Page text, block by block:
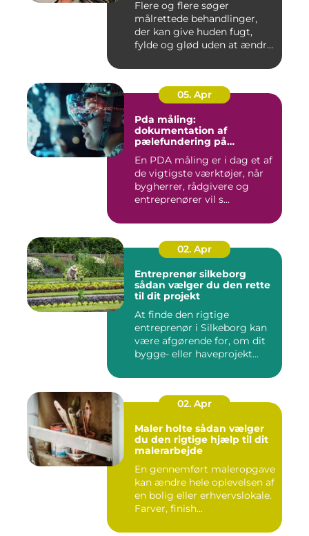
Flere og flere søger
målrettede behandlinger,
der kan give huden fugt,
fylde og glød uden at ændre
05. Apr
Pda måling:
dokumentation af
pælefundering på
En PDA måling er i dag et af
de vigtigste værktøjer, når
bygherrer, rådgivere og
entreprenører vil s...
02. Apr
Entreprenør silkeborg
sådan vælger du den rette
til dit projekt
At finde den rigtige
entreprenør i Silkeborg kan
være afgørende for, om dit
bygge- eller haveprojekt...
02. Apr
Maler holte sådan vælger
du den rigtige hjælp til dit
malerarbejde
En gennemført maleropgave
kan ændre hele oplevelsen af
en bolig eller erhvervslokale.
Farver, finish...